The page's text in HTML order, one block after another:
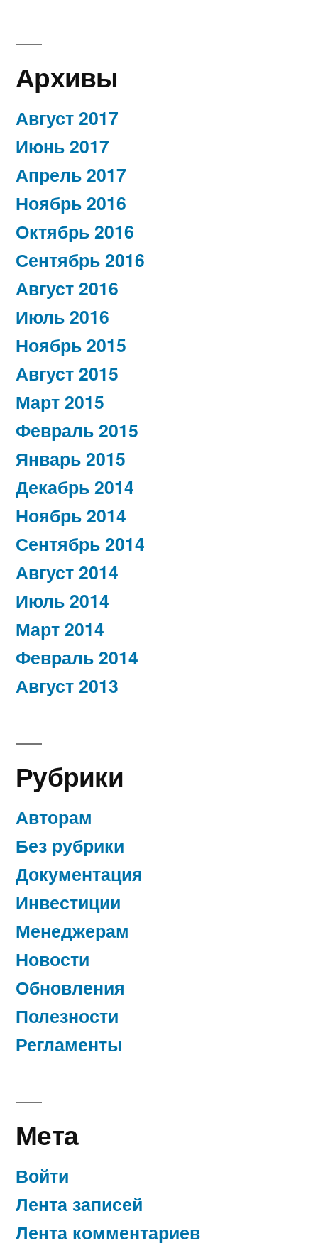
Архивы
Август 2017
Июнь 2017
Апрель 2017
Ноябрь 2016
Октябрь 2016
Сентябрь 2016
Август 2016
Июль 2016
Ноябрь 2015
Август 2015
Март 2015
Февраль 2015
Январь 2015
Декабрь 2014
Ноябрь 2014
Сентябрь 2014
Август 2014
Июль 2014
Март 2014
Февраль 2014
Август 2013
Рубрики
Авторам
Без рубрики
Документация
Инвестиции
Менеджерам
Новости
Обновления
Полезности
Регламенты
Мета
Войти
Лента записей
Лента комментариев